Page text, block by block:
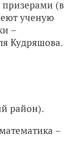
призерами (в
ученую
–
Кудряшова.
район).
–